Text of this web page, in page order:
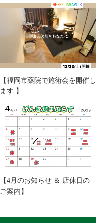
【福岡市薬院で施術会を開催し
ます 】
【4月のお知らせ ＆ 店休日の
ご案内】